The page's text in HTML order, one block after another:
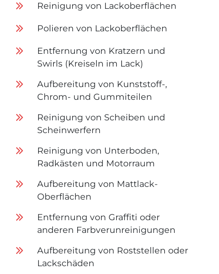
Reinigung von Lackoberflächen
Polieren von Lackoberflächen
Entfernung von Kratzern und
Swirls (Kreiseln im Lack)
Aufbereitung von Kunststoff-,
Chrom- und Gummiteilen
Reinigung von Scheiben und
Scheinwerfern
Reinigung von Unterboden,
Radkästen und Motorraum
Aufbereitung von Mattlack-
Oberflächen
Entfernung von Graffiti oder
anderen Farbverunreinigungen
Aufbereitung von Roststellen oder
Lackschäden